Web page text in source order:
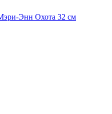
Энн Охота 32 см